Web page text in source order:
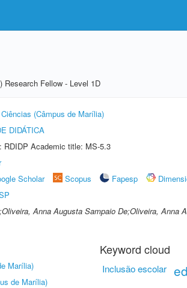
Research Fellow - Level 1D
(Câmpus de Marília)
DIDÁTICA
RDIDP Academic title: MS-5.3
Scholar Scopus Fapesp
Anna Augusta Sampaio De;Oliveira, Anna
Marília)
de Marília)
Keyword cloud
Inclusão escolar